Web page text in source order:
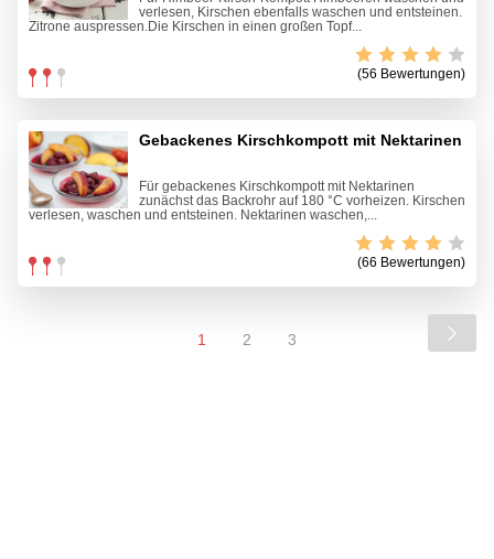
verlesen, Kirschen ebenfalls waschen und entsteinen.
Zitrone auspressen.Die Kirschen in einen großen Topf...
(56 Bewertungen)
Gebackenes Kirschkompott mit Nektarinen
Für gebackenes Kirschkompott mit Nektarinen
zunächst das Backrohr auf 180 °C vorheizen. Kirschen
verlesen, waschen und entsteinen. Nektarinen waschen,...
(66 Bewertungen)
1 2 3